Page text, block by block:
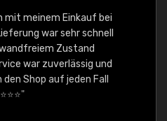
mit meinem Einkauf bei
war sehr schnell
Zustand
war zuverlässig und
Shop auf jeden Fall